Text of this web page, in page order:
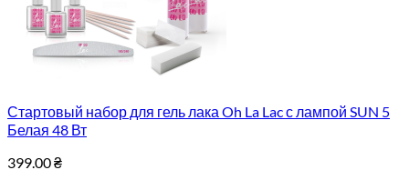
Стартовый набор для гель лака Oh La Lac с лампой SUN 5
Белая 48 Вт
399.00₴